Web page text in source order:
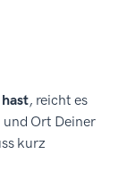
, reicht es
Ort Deiner
kurz